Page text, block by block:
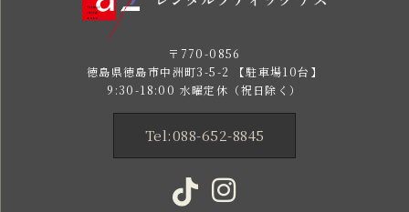
〒770-0856
徳島県徳島市中洲町3-5-2 【駐車場10台】
9:30-18:00 水曜定休（祝日除く）
Tel:088-652-8845